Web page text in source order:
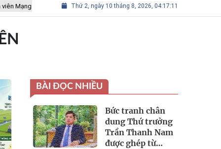
Mạng lưới các Thành phố Thủ công sáng tạo Thế giới
Thứ 2, ngày 10 tháng 8, 2026, 04:17:11
BÀI ĐỌC NHIỀU
Bức tranh chân
dung Thứ trưởng
Trần Thanh Nam
được ghép từ